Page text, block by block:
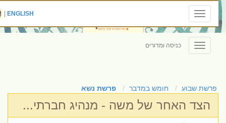
Toggle
navigation
ENGLISH
|
Toggle
navigation
כניסה ומדורים
פרשת שבוע חומש במדבר פרשת נשא
הצד האחר של משה - מנהיג חברתי...